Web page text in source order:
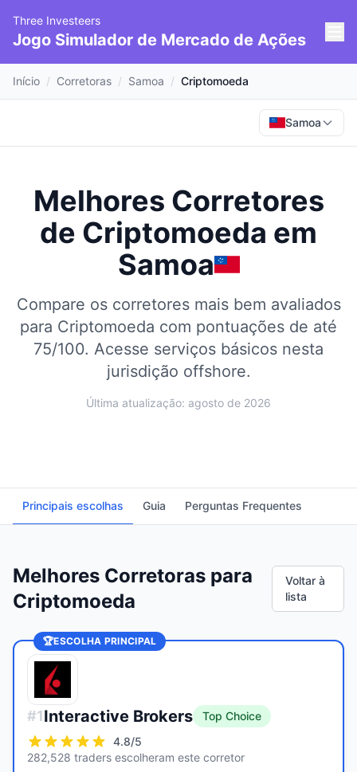
Three Investeers
Jogo Simulador de Mercado de Ações
Início / Corretoras / Samoa / Criptomoeda
Samoa
Melhores Corretores
de Criptomoeda em
Samoa
Compare os corretores mais bem avaliados
para Criptomoeda com pontuações de até
75/100. Acesse serviços básicos nesta
jurisdição offshore.
Última atualização: agosto de 2026
Principais escolhas Guia Perguntas Frequentes
Melhores Corretoras para
Criptomoeda
Voltar à
lista
🏆ESCOLHA PRINCIPAL
#1Interactive Brokers
Top Choice
4.8/5
282,528 traders escolheram este corretor